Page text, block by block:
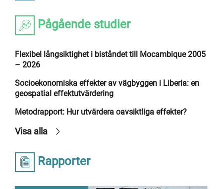
Pågående studier
Flexibel långsiktighet i biståndet till Mocambique 2005
– 2026
Socioekonomiska effekter av vägbyggen i Liberia: en
geospatial effektutvärdering
Metodrapport: Hur utvärdera oavsiktliga effekter?
Visa alla
Rapporter